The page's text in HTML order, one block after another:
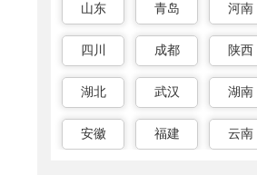
山东 青岛 河南
四川 成都 陕西
湖北 武汉 湖南
安徽 福建 云南